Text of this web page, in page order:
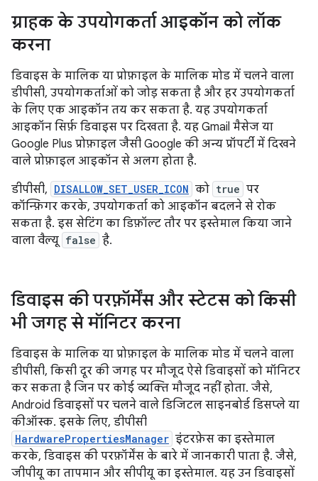
ग्राहक के उपयोगकर्ता आइकॉन को लॉक
करना
डिवाइस के मालिक या प्रोफ़ाइल के मालिक मोड में चलने वाला
डीपीसी, उपयोगकर्ताओं को जोड़ सकता है और हर उपयोगकर्ता
के लिए एक आइकॉन तय कर सकता है. यह उपयोगकर्ता
आइकॉन सिर्फ़ डिवाइस पर दिखता है. यह Gmail मैसेज या
Google Plus प्रोफ़ाइल जैसी Google की अन्य प्रॉपर्टी में दिखने
वाले प्रोफ़ाइल आइकॉन से अलग होता है.
डीपीसी, DISALLOW_SET_USER_ICON को true पर
कॉन्फ़िगर करके, उपयोगकर्ता को आइकॉन बदलने से रोक
सकता है. इस सेटिंग का डिफ़ॉल्ट तौर पर इस्तेमाल किया जाने
वाला वैल्यू false है.
डिवाइस की परफ़ॉर्मेंस और स्टेटस को किसी
भी जगह से मॉनिटर करना
डिवाइस के मालिक या प्रोफ़ाइल के मालिक मोड में चलने वाला
डीपीसी, किसी दूर की जगह पर मौजूद ऐसे डिवाइसों को मॉनिटर
कर सकता है जिन पर कोई व्यक्ति मौजूद नहीं होता. जैसे,
Android डिवाइसों पर चलने वाले डिजिटल साइनबोर्ड डिसप्ले या
कीऑस्क. इसके लिए, डीपीसी
HardwarePropertiesManager इंटरफ़ेस का इस्तेमाल
करके, डिवाइस की परफ़ॉर्मेंस के बारे में जानकारी पाता है. जैसे,
जीपीयू का तापमान और सीपीयू का इस्तेमाल. यह उन डिवाइसों